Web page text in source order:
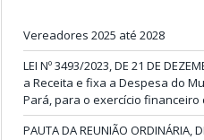
Vereadores 2025 até 2028
LEI Nº 3493/2023, DE 21 DE
a Receita e fixa a Despesa do
Pará, para o exercício financeiro
PAUTA DA REUNIÃO ORDINÁRIA,